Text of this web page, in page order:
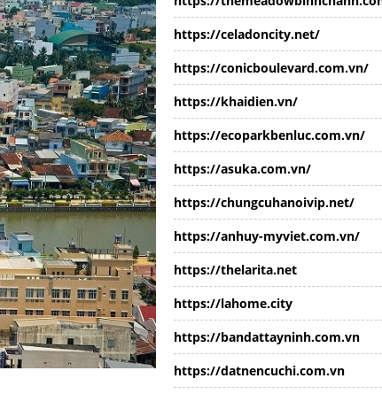
https://celadoncity.net/
https://conicboulevard.com.vn/
https://khaidien.vn/
https://ecoparkbenluc.com.vn/
https://asuka.com.vn/
https://chungcuhanoivip.net/
https://anhuy-myviet.com.vn/
https://thelarita.net
https://lahome.city
https://bandattayninh.com.vn
https://datnencuchi.com.vn